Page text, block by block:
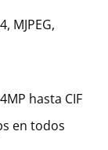
MJPEG,
hasta CIF
en todos